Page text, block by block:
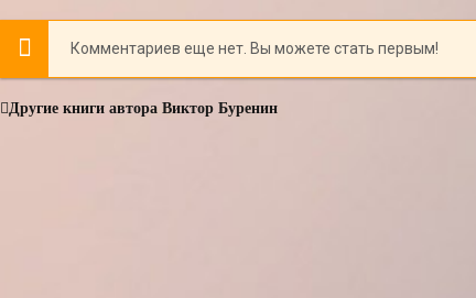
Комментариев еще нет. Вы можете стать первым!
Другие книги автора Виктор Буренин